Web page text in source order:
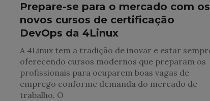
Prepare-se para o mercado com os
novos cursos de certificação
DevOps da 4Linux
A 4Linux tem a tradição de inovar e estar
oferecendo cursos modernos que preparam os
profissionais para ocuparem boas vagas de
emprego conforme demanda do mercado de
trabalho. O